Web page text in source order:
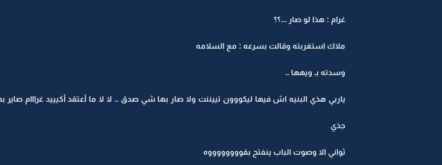
غرام : هذا لو صار ...؟؟
ملاك استغربته وقالت بسرعه : مع السلامه
وسدته بـ ويهها ..
ياربي هذي البنيه اش فيها ليكووون تييننت ولا صار بها شي صدق .. لا لا ما أعتقد أكيييد غرااام
جذي
ثواني الا وصوت الباب ينفتح بقووووووووه